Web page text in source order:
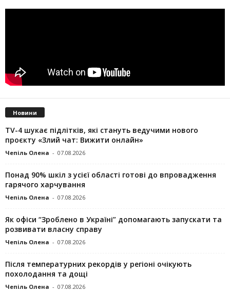
Новини
TV-4 шукає підлітків, які стануть ведучими нового
проєкту «Злий чат: Вижити онлайн»
Чепіль Олена - 07.08.2026
Понад 90% шкіл з усієї області готові до впровадження
гарячого харчування
Чепіль Олена - 07.08.2026
Як офіси “Зроблено в Україні” допомагають запускaти та
розвивати власну справу
Чепіль Олена - 07.08.2026
Після температурних рекордів у регіоні очікують
похолодання та дощі
Чепіль Олена - 07.08.2026